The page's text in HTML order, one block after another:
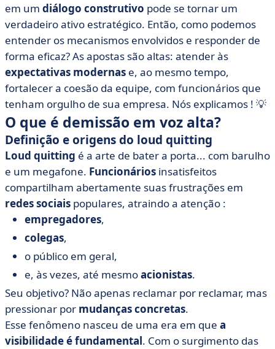
em um diálogo construtivo pode se tornar um
verdadeiro ativo estratégico. Então, como podemos
entender os mecanismos envolvidos e responder de
forma eficaz? As apostas são altas: atender às
expectativas modernas e, ao mesmo tempo,
fortalecer a coesão da equipe, com funcionários que
tenham orgulho de sua empresa. Nós explicamos ! 💡
O que é demissão em voz alta?
Definição e origens do loud quitting
Loud quitting é a arte de bater a porta... com barulho
e um megafone. Funcionários insatisfeitos
compartilham abertamente suas frustrações em
redes sociais populares, atraindo a atenção :
empregadores,
colegas,
o público em geral,
e, às vezes, até mesmoacionistas.
Seu objetivo? Não apenas reclamar por reclamar, mas
pressionar por mudanças concretas.
Esse fenômeno nasceu de uma era em que a
visibilidade é fundamental. Com o surgimento das